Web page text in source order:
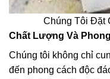
Chúng Tôi Đặt
Chất Lượng Và
Chúng tôi không chỉ
đến phong cách độc